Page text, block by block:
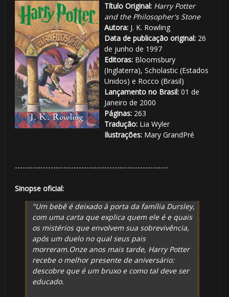
Título Original: Harry Potter
and the Philosopher's Stone
Autora:J. K. Rowling
Data de publicação original:26
de junho de 1997
Editoras:Bloomsbury
(Inglaterra), Scholastic (Estados
Unidos) e Rocco (Brasil)
Lançamento no Brasil:01 de
Janeiro de 2000
Páginas:263
Tradução:Lia Wyler
Ilustrações:Mary GrandPré
------------------------------------------------------------
Sinopse oficial:
"Um bebê é deixado à porta da famí­lia Dursley,
com uma carta que explica quem ele é e quais
os mistérios que envolvem sua sobrevivência,
após um duelo no qual seus pais
morreram.Onze anos mais tarde, Harry Potter
recebe o melhor presente de aniversário:
descobre que é um bruxo e como tal deve ser
educado.
1️⃣ 8️⃣